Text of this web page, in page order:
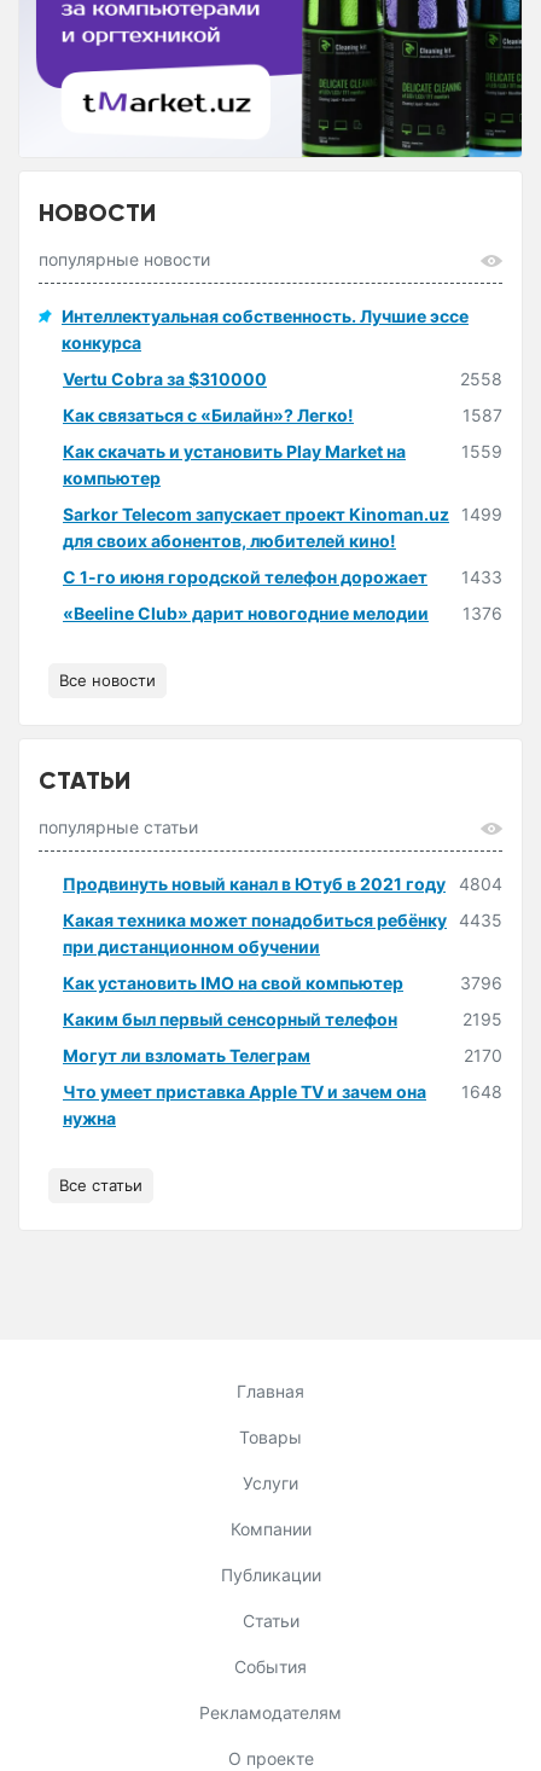
НОВОСТИ
популярные новости
Интеллектуальная собственность. Лучшие эссе
конкурса
Vertu Cobra за $310000
2558
Как связаться с «Билайн»? Легко!
1587
Как скачать и установить Play Market на
компьютер
1559
Sarkor Telecom запускает проект Kinoman.uz
для своих абонентов, любителей кино!
1499
С 1-го июня городской телефон дорожает
1433
«Beeline Club» дарит новогодние мелодии
1376
Все новости
СТАТЬИ
популярные статьи
Продвинуть новый канал в Ютуб в 2021 году
4804
Какая техника может понадобиться ребёнку
при дистанционном обучении
4435
Как установить IMO на свой компьютер
3796
Каким был первый сенсорный телефон
2195
Могут ли взломать Телеграм
2170
Что умеет приставка Apple TV и зачем она
нужна
1648
Все статьи
Главная
Товары
Услуги
Компании
Публикации
Статьи
События
Рекламодателям
О проекте